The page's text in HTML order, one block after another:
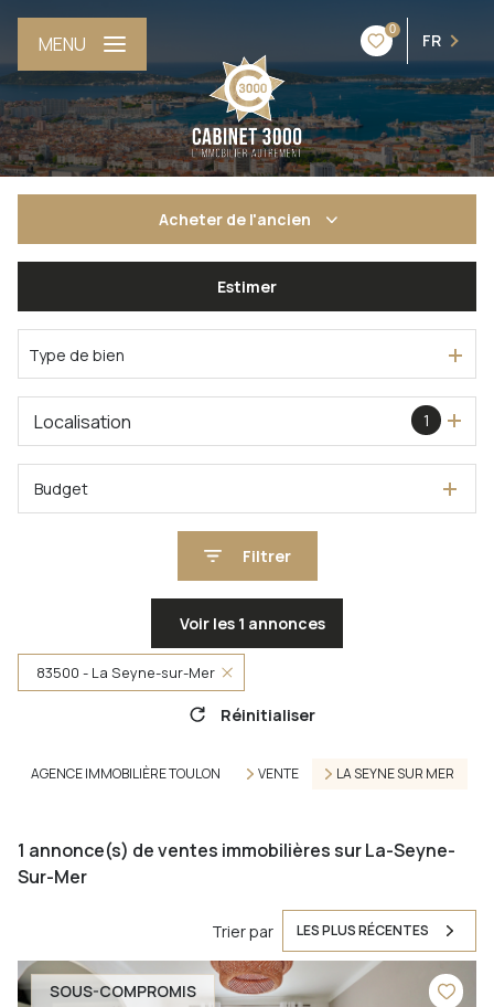
0
FR
MENU
Acheter de l'ancien
De l'immo pro
Estimer
Type de bien
1
Localisation
Budget
Filtrer
Voir les 1 annonces
83500 - La Seyne-sur-Mer
Réinitialiser
AGENCE IMMOBILIÈRE TOULON VENTE LA SEYNE SUR MER
1 annonce(s) de ventes immobilières sur La-Seyne-
Sur-Mer
Trier par LES PLUS RÉCENTES
SOUS-COMPROMIS